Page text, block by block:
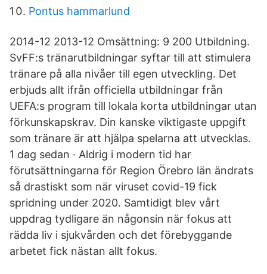
Pontus hammarlund
2014-12 2013-12 Omsättning: 9 200 Utbildning.
SvFF:s tränarutbildningar syftar till att stimulera
tränare på alla nivåer till egen utveckling. Det
erbjuds allt ifrån officiella utbildningar från
UEFA:s program till lokala korta utbildningar utan
förkunskapskrav. Din kanske viktigaste uppgift
som tränare är att hjälpa spelarna att utvecklas.
1 dag sedan · Aldrig i modern tid har
förutsättningarna för Region Örebro län ändrats
så drastiskt som när viruset covid-19 fick
spridning under 2020. Samtidigt blev vårt
uppdrag tydligare än någonsin när fokus att
rädda liv i sjukvården och det förebyggande
arbetet fick nästan allt fokus.